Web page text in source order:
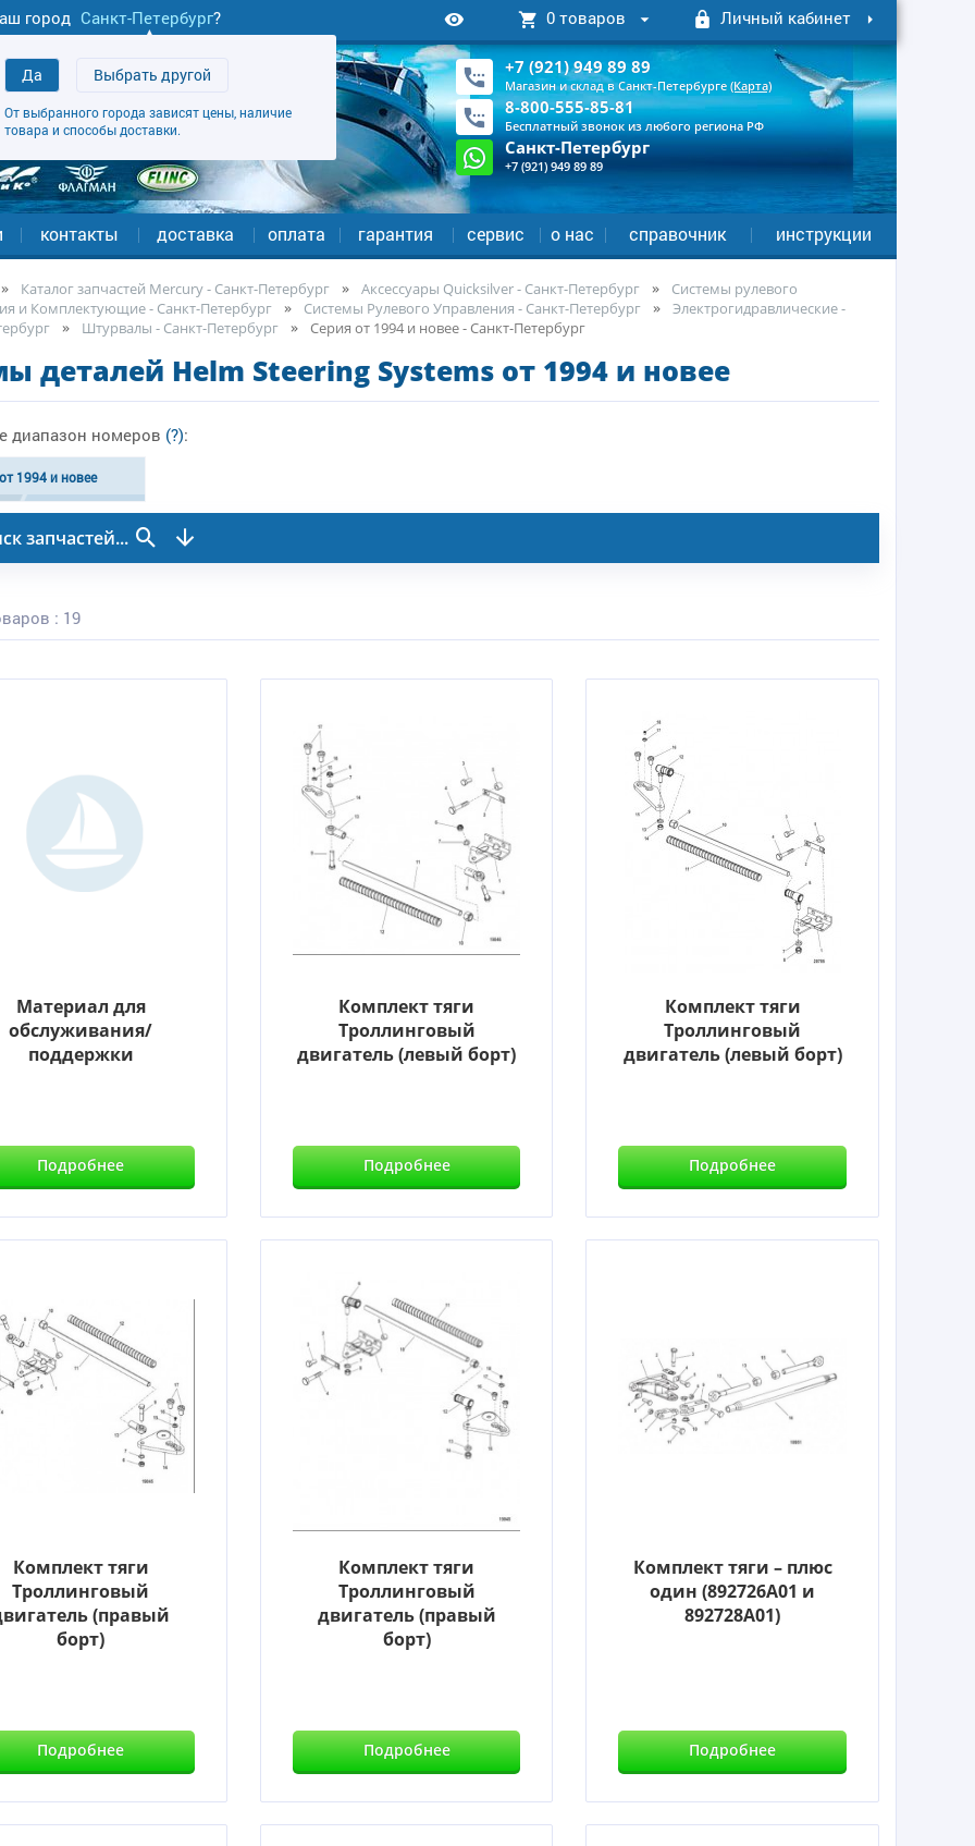
город Санкт-Петербург?
Да Выбрать другой
От выбранного города зависят цены, наличие
товара и способы доставки.
0 товаров Личный кабинет
+7 (921) 949 89 89
Магазин и склад в Санкт-Петербурге (Карта)
8-800-555-85-81
Бесплатный звонок из любого региона РФ
Санкт-Петербург
+7 (921) 949 89 89
контакты доставка оплата гарантия сервис о нас справочник инструкции
Каталог запчастей Mercury - Санкт-Петербург Аксессуары Quicksilver - Санкт-Петербург
Системы рулевого
и Комплектующие - Санкт-Петербург
Системы Рулевого Управления - Санкт-Петербург
Электрогидравлические -
Штурвалы - Санкт-Петербург Серия от 1994 и новее - Санкт-Петербург
деталей Helm Steering Systems от 1994 и новее
диапазон номеров (?):
1994 и новее
запчастей...
: 19
Материал для
обслуживания/
поддержки
Подробнее
Комплект тяги
Троллинговый
двигатель (левый борт)
Подробнее
Комплект тяги
Троллинговый
двигатель (левый борт)
Подробнее
Комплект тяги
Троллинговый
(правый
борт)
Подробнее
Комплект тяги
Троллинговый
двигатель (правый
борт)
Подробнее
Комплект тяги – плюс
один (892726A01 и
892728A01)
Подробнее